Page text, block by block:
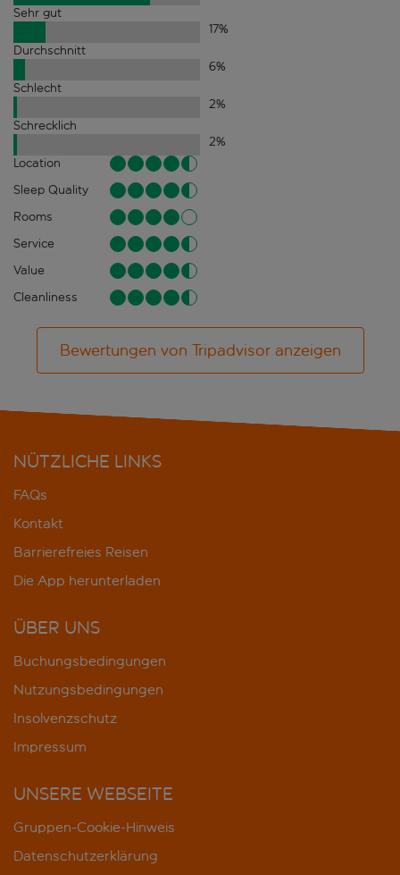
Sehr gut
17%
Durchschnitt
6%
Schlecht
2%
Schrecklich
2%
Location
Sleep Quality
Rooms
Service
Value
Cleanliness
Bewertungen von Tripadvisor anzeigen
NÜTZLICHE LINKS
FAQs
Kontakt
Barrierefreies Reisen
Die App herunterladen
ÜBER UNS
Buchungsbedingungen
Nutzungsbedingungen
Insolvenzschutz
Impressum
UNSERE WEBSEITE
Gruppen-Cookie-Hinweis
Datenschutzerklärung